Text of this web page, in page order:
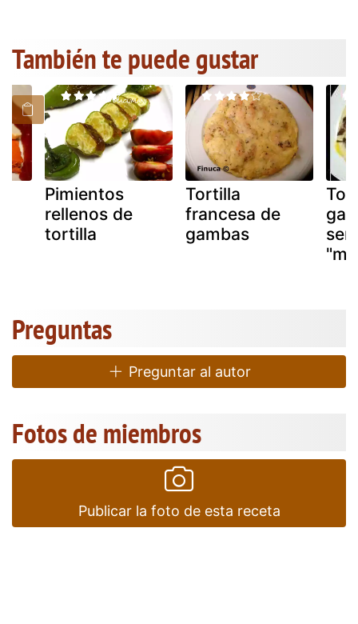
También te puede gustar
Pimientos
rellenos de
tortilla
Tortilla
francesa de
gambas
Preguntas
Preguntar al autor
Fotos de miembros
Publicar la foto de esta receta